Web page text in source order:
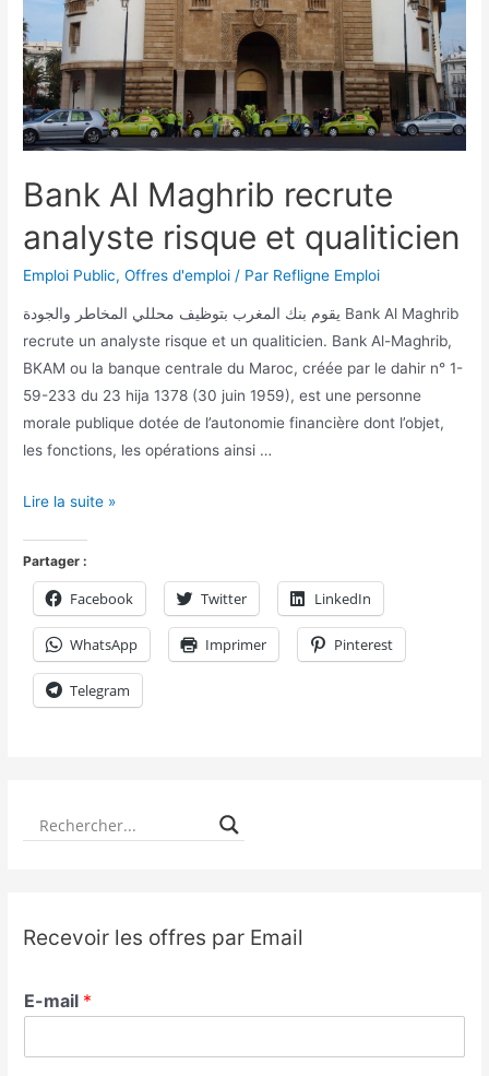
Bank Al Maghrib recrute
analyste risque et qualiticien
Emploi Public,Offres d'emploi / Par Refligne Emploi
يقوم بنك المغرب بتوظيف محللي المخاطر والجودة Bank Al Maghrib
recrute un analyste risque et un qualiticien. Bank Al-Maghrib,
BKAM ou la banque centrale du Maroc, créée par le dahir n° 1-
59-233 du 23 hija 1378 (30 juin 1959), est une personne
morale publique dotée de l’autonomie financière dont l’objet,
les fonctions, les opérations ainsi …
Lire la suite »
Partager :
Facebook Twitter LinkedIn
WhatsApp Imprimer Pinterest
Telegram
Recevoir les offres par Email
E-mail *